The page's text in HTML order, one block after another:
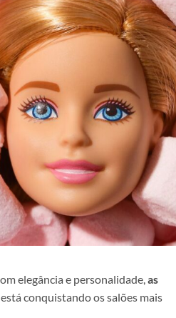
elegância e personalidade,as
está conquistando os salões mais